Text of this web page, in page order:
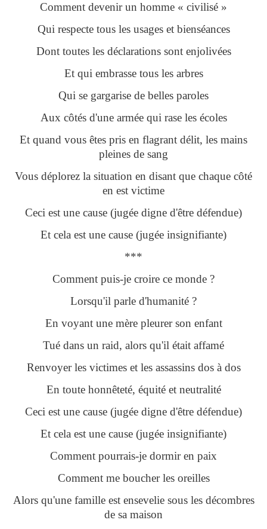
Comment devenir un homme « civilisé »
Qui respecte tous les usages et bienséances
Dont toutes les déclarations sont enjolivées
Et qui embrasse tous les arbres
Qui se gargarise de belles paroles
Aux côtés d'une armée qui rase les écoles
Et quand vous êtes pris en flagrant délit, les mains
pleines de sang
Vous déplorez la situation en disant que chaque côté
en est victime
Ceci est une cause (jugée digne d'être défendue)
Et cela est une cause (jugée insignifiante)
***
Comment puis-je croire ce monde ?
Lorsqu'il parle d'humanité ?
En voyant une mère pleurer son enfant
Tué dans un raid, alors qu'il était affamé
Renvoyer les victimes et les assassins dos à dos
En toute honnêteté, équité et neutralité
Ceci est une cause (jugée digne d'être défendue)
Et cela est une cause (jugée insignifiante)
Comment pourrais-je dormir en paix
Comment me boucher les oreilles
Alors qu'une famille est ensevelie sous les décombres
de sa maison